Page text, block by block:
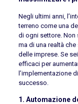
Negli ultimi anni,
terreno come una
di ogni settore. Non
ma di una realtà
delle imprese. Se
efficaci per
l’implementazione
successo.
1. Automazione